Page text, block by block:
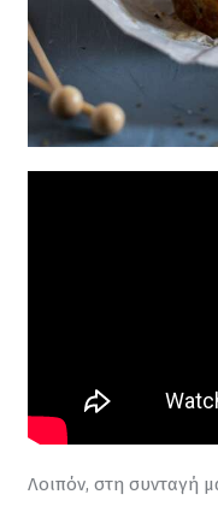
Λοιπόν, στη συνταγή